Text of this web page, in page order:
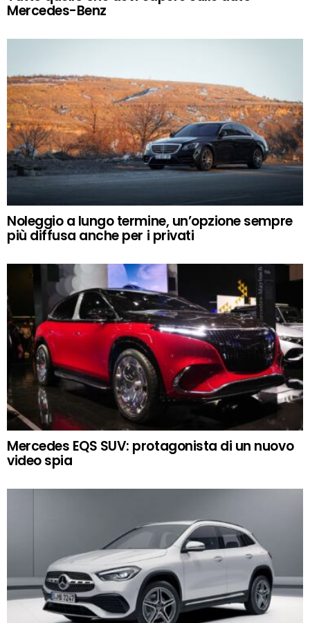
Mercedes-Benz
Noleggio a lungo termine, un’opzione sempre
più diffusa anche per i privati
Mercedes EQS SUV: protagonista di un nuovo
video spia